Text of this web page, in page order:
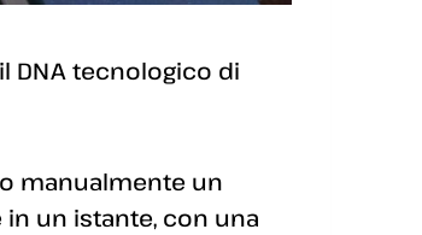
DNA tecnologico di
manualmente un
un istante, con una